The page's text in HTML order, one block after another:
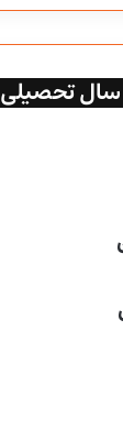
سال تحصیلی